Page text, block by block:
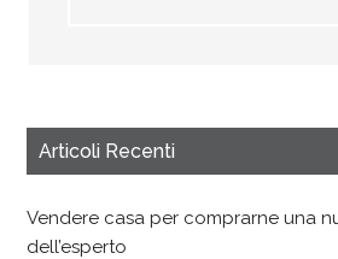
Articoli Recenti
Vendere casa per comprarne una
dell’esperto